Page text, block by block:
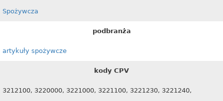
Spożywcza
podbranża
artykuły spożywcze
kody CPV
3212100, 3220000, 3221000, 3221100, 3221230, 3221240,